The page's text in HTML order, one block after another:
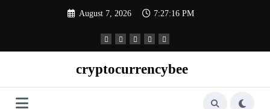
August 7, 2026 7:27:17 PM
cryptocurrencybee